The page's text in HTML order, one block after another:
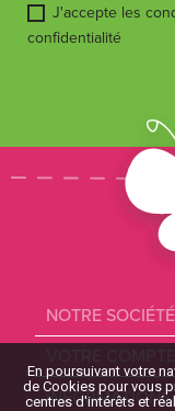
J'accepte les
confidentialité
NOTRE SOCIÉTÉ
INFORMATIONS
En poursuivant votre
de Cookies pour vous
centres d'intérêts et